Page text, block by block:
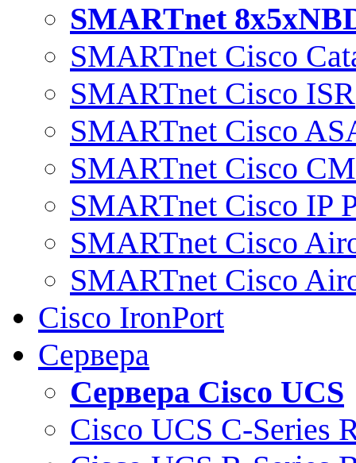
SMARTnet
SMARTnet Cisco
SMARTnet Cisco ISR
SMARTnet Cisco
SMARTnet Cisco
SMARTnet Cisco IP
SMARTnet Cisco
SMARTnet Cisco
Cisco IronPort
Сервера
Сервера Cisco UCS
Cisco UCS C-Series